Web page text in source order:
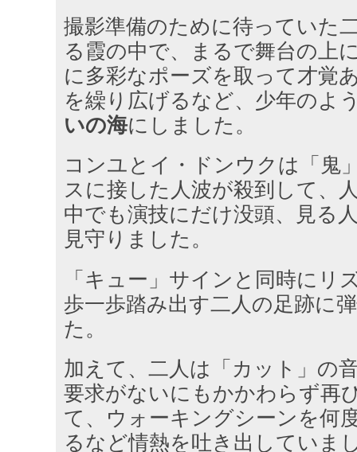
撮影準備のために待っていた
る霞の中で、まるで舞台の上
に多彩なポーズを取って才覚
を繰り広げるなど、少年のよ
いの海にしました。
コンユとイ・ドンウクは「鬼
スに接した人波が殺到して、
中でも演技にだけ没頭、見る
見守りました。
「キュー」サインと同時にリ
歩一歩踏み出す二人の足跡に
た。
加えて、二人は「カット」の
要求がないにもかかわらず再
て、ウォーキングシーンを何
るなど情熱を吐き出していま